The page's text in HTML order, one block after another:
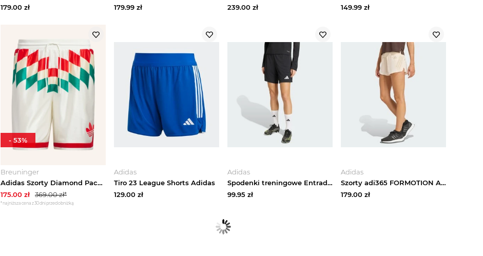
179.00 zł
179.99 zł
239.00 zł
149.99 zł
Breuninger
Adidas Szorty Diamond Pack beige
175.00 zł 369.00zł*
*najniższa cena z 30 dni przed obniżką
- 53%
Adidas
Tiro 23 League Shorts Adidas
129.00 zł
Adidas
Spodenki treningowe Entrada26 Adidas
99.95 zł
Adidas
Szorty adi365 FORMOTION Adidas Crystal Linen
179.00 zł